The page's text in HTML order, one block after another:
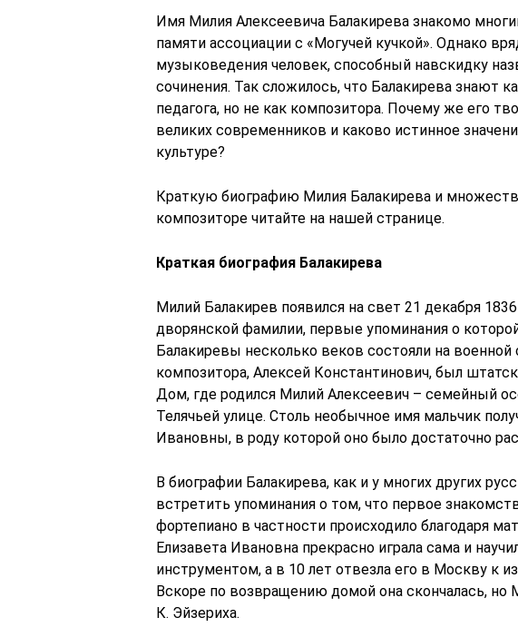
Имя Милия Алексеевича Балакирева знакомо
памяти ассоциации с «Могучей кучкой». Однако
музыковедения человек, способный навскидку
сочинения. Так сложилось, что Балакирева знают
педагога, но не как композитора. Почему же его
великих современников и каково истинное
культуре?
Краткую биографию Милия Балакирева и
композиторе читайте на нашей странице.
Краткая биография Балакирева
Милий Балакирев появился на свет 21 декабря
дворянской фамилии, первые упоминания о
Балакиревы несколько веков состояли на
композитора, Алексей Константинович, был
Дом, где родился Милий Алексеевич – семейный
Телячьей улице. Столь необычное имя мальчик
Ивановны, в роду которой оно было достаточно
В биографии Балакирева, как и у многих других
встретить упоминания о том, что первое
фортепиано в частности происходило благодаря
Елизавета Ивановна прекрасно играла сама и
инструментом, а в 10 лет отвезла его в Москву к
Вскоре по возвращению домой она скончалась, но
К. Эйзериха.